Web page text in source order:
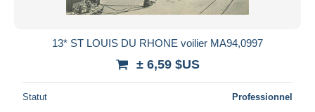
13* ST LOUIS DU RHONE voilier MA94,0997
± 6,59 $US
Statut Professionnel